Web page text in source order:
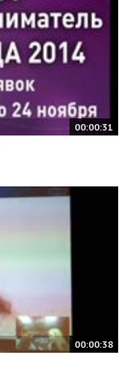
00:00:31
00:00:38